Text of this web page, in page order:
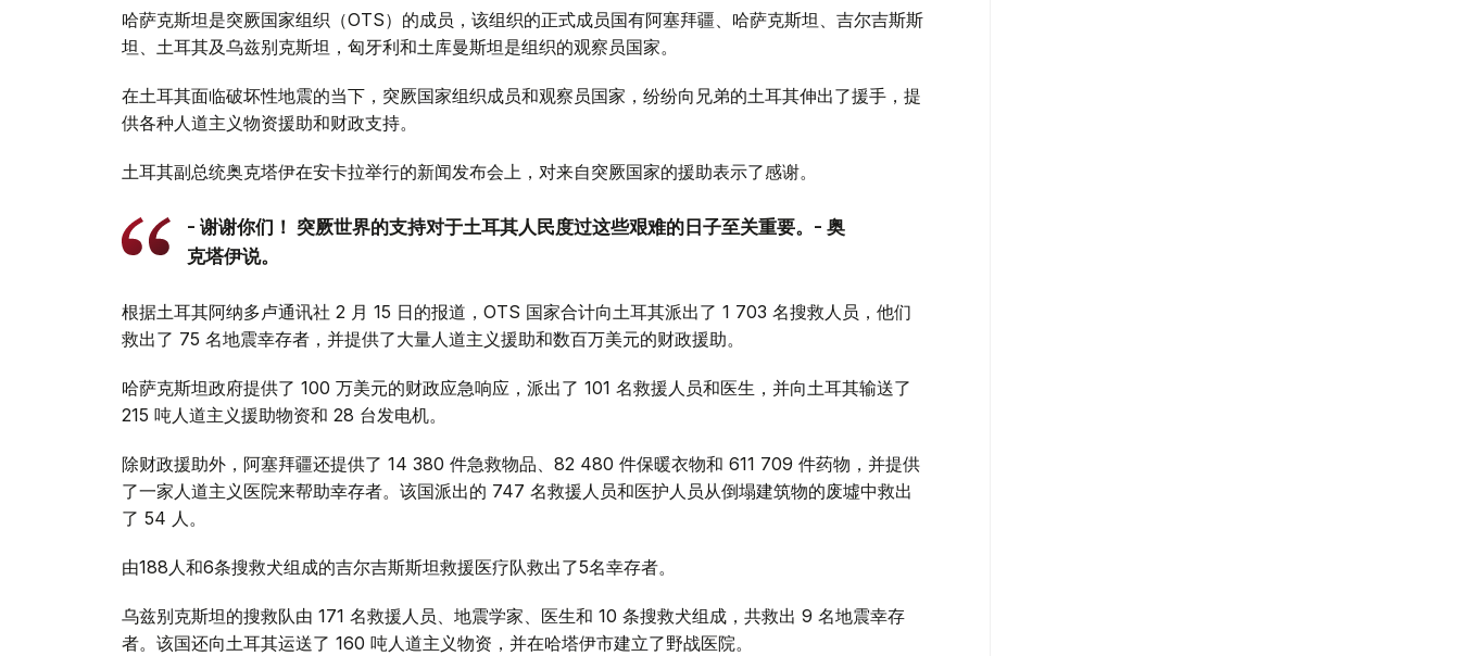
哈萨克斯坦是突厥国家组织（OTS）的成员，该组织的正式成员国有阿塞拜疆、哈萨克斯坦、吉尔吉斯斯
坦、土耳其及乌兹别克斯坦，匈牙利和土库曼斯坦是组织的观察员国家。
在土耳其面临破坏性地震的当下，突厥国家组织成员和观察员国家，纷纷向兄弟的土耳其伸出了援手，提
供各种人道主义物资援助和财政支持。
土耳其副总统奥克塔伊在安卡拉举行的新闻发布会上，对来自突厥国家的援助表示了感谢。
- 谢谢你们！ 突厥世界的支持对于土耳其人民度过这些艰难的日子至关重要。- 奥
克塔伊说。
根据土耳其阿纳多卢通讯社 2 月 15 日的报道，OTS 国家合计向土耳其派出了 1 703 名搜救人员，他们
救出了 75 名地震幸存者，并提供了大量人道主义援助和数百万美元的财政援助。
哈萨克斯坦政府提供了 100 万美元的财政应急响应，派出了 101 名救援人员和医生，并向土耳其输送了
215 吨人道主义援助物资和 28 台发电机。
除财政援助外，阿塞拜疆还提供了 14 380 件急救物品、82 480 件保暖衣物和 611 709 件药物，并提供
了一家人道主义医院来帮助幸存者。该国派出的 747 名救援人员和医护人员从倒塌建筑物的废墟中救出
了 54 人。
由188人和6条搜救犬组成的吉尔吉斯斯坦救援医疗队救出了5名幸存者。
乌兹别克斯坦的搜救队由 171 名救援人员、地震学家、医生和 10 条搜救犬组成，共救出 9 名地震幸存
者。该国还向土耳其运送了 160 吨人道主义物资，并在哈塔伊市建立了野战医院。